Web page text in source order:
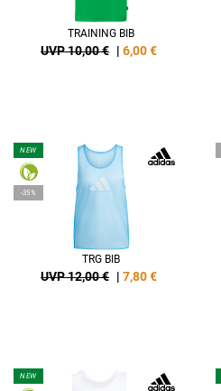
TRAINING BIB
UVP 10,00 € | 6,00€
NEW
-35%
TRG BIB
UVP 12,00 € | 7,80€
NEW